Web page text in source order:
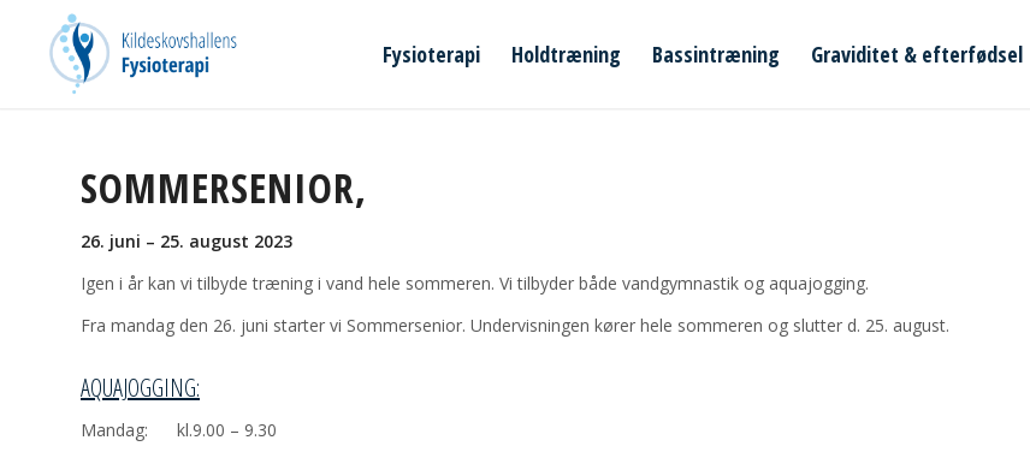
Fysioterapi Holdtræning Bassintræning Graviditet & efterfødsel
SOMMERSENIOR,
26. juni – 25. august 2023
Igen i år kan vi tilbyde træning i vand hele sommeren. Vi tilbyder både vandgymnastik og aquajogging.
Fra mandag den 26. juni starter vi Sommersenior. Undervisningen kører hele sommeren og slutter d. 25. august.
AQUAJOGGING:
Mandag: kl.9.00 – 9.30